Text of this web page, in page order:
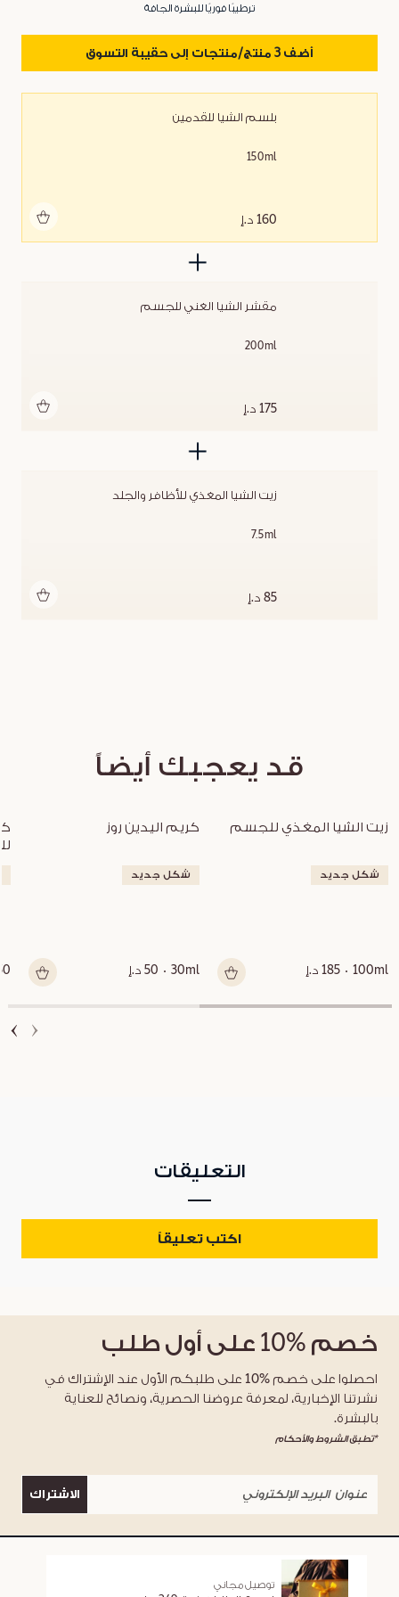
بلسم الشيا للقدمين
150ml
160 د.إ
مقشر الشيا الغني للجسم
200ml
175 د.إ
زيت الشيا المغذي للأظافر والجلد
7.5ml
85 د.إ
ترطيبًا فوريًا للبشرة الجافة
أضف 3 منتج/منتجات إلى حقيبة التسوق
قد يعجبك أيضاً
زيت الشيا المغذي للجسم
شكل جديد
100ml 185 د.إ
كريم اليدين روز
شكل جديد
30ml 50 د.إ
التعليقات
اكتب تعليقاً
خصم %10 على أول طلب
احصلوا على خصم %10 على طلبكم الأول عند الإشتراك في
نشرتنا الإخبارية، لمعرفة عروضنا الحصرية، ونصائح للعناية
بالبشرة.
*تطبق الشروط والأحكام
الاشتراك
توصيل مجاني